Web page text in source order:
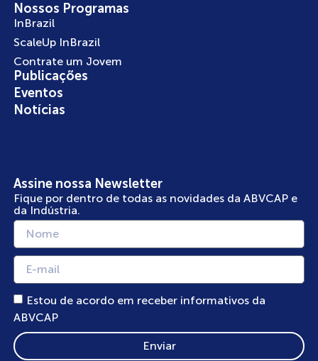
Nossos Programas
InBrazil
ScaleUp InBrazil
Contrate um Jovem
Publicações
Eventos
Notícias
Assine nossa Newsletter
Fique por dentro de todas as novidades da ABVCAP e
da Indústria.
Estou de acordo em receber informativos da
ABVCAP
Enviar